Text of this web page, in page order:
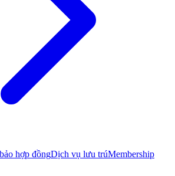
hợp đồngDịch vụ lưu trúMembership